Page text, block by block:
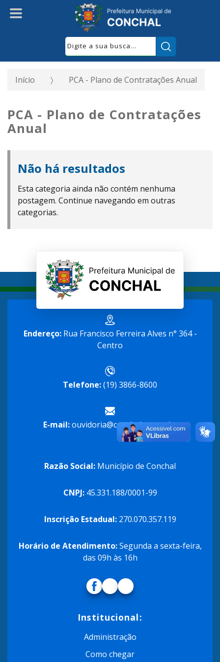
Início PCA - Plano de Contratações Anual
PCA - Plano de Contratações
Anual
Não há resultados
Esta categoria ainda não contém nenhuma
postagem. Continue navegando em outras
categorias.
Endereço:Rua Francisco Ferreira Alves n° 364 -
Centro
Telefone:(19) 3866-8600
E-mail:ouvidoria@conchal.sp.gov.br
Razão Social: Município de Conchal
CNPJ:45.331.188/0001-99
Inscrição Estadual:270.070.357.119
Horário de Atendimento:Segunda a sexta-feira,
das 09h às 16h
Institucional:
Administração
Como chegar